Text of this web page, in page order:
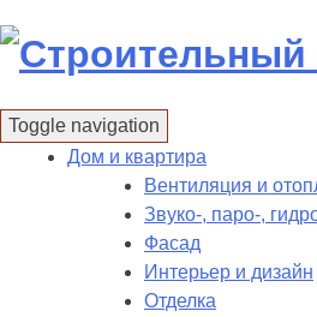
to
content
Toggle navigation
Дом и квартира
Вентиляция и
Звуко-, паро-,
Фасад
Интерьер и дизайн
Отделка